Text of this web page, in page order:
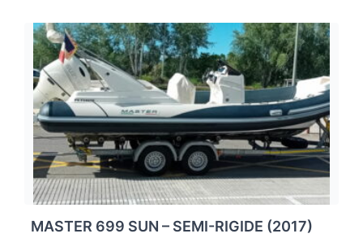
MASTER 699 SUN – SEMI-RIGIDE (2017)